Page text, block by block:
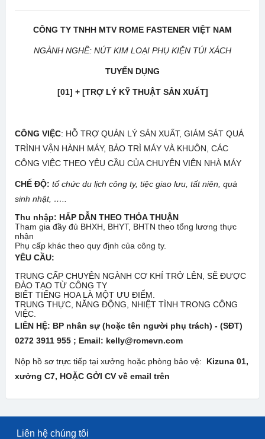
CÔNG TY TNHH MTV ROME FASTENER VIỆT NAM
NGÀNH NGHỀ: NÚT KIM LOẠI PHỤ KIỆN TÚI XÁCH
TUYỂN DỤNG
[01] + [TRỢ LÝ KỸ THUẬT SẢN XUẤT]
CÔNG VIỆC: HỖ TRỢ QUẢN LÝ SẢN XUẤT, GIÁM SÁT QUÁ
TRÌNH VẬN HÀNH MÁY, BẢO TRÌ MÁY VÀ KHUÔN, CÁC
CÔNG VIỆC THEO YÊU CẦU CỦA CHUYÊN VIÊN NHÀ MÁY
CHẾ ĐỘ: tổ chức du lịch công ty, tiệc giao lưu, tất niên, quà
sinh nhật, …..
Thu nhập: HẤP DẪN THEO THỎA THUẬN
Tham gia đầy đủ BHXH, BHYT, BHTN theo tổng lương thực
nhận
Phụ cấp khác theo quy định của công ty.
YÊU CẦU:
TRUNG CẤP CHUYÊN NGÀNH CƠ KHÍ TRỞ LÊN, SẼ ĐƯỢC
ĐÀO TẠO TỪ CÔNG TY
BIẾT TIẾNG HOA LÀ MỘT ƯU ĐIỂM.
TRUNG THỰC, NĂNG ĐỘNG, NHIỆT TÌNH TRONG CÔNG
VIỆC.
LIÊN HỆ: BP nhân sự (hoặc tên người phụ trách) - (SĐT)
0272 3911 955 ; Email: kelly@romevn.com
Nộp hồ sơ trực tiếp tại xưởng hoặc phòng bảo vệ:
Kizuna 01,
xưởng C7, HOẶC GỞI CV về email trên
Liên hệ chúng tôi